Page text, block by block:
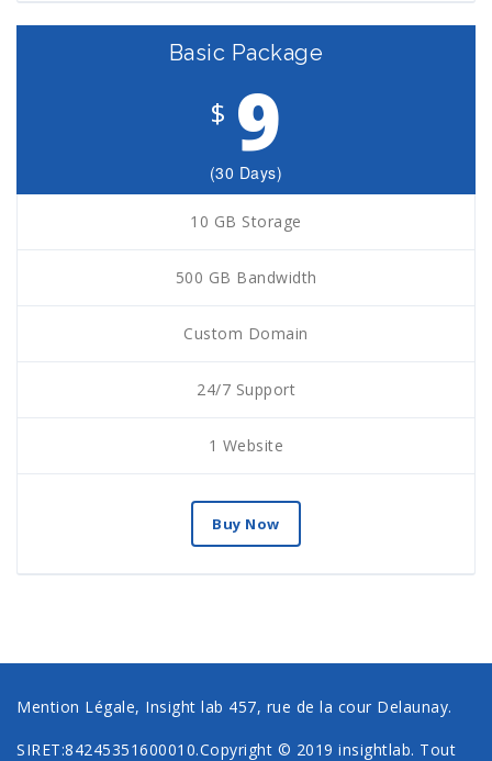
Basic Package
$ 9
(30 Days)
10 GB Storage
500 GB Bandwidth
Custom Domain
24/7 Support
1 Website
Buy Now
Mention Légale, Insight lab 457, rue de la cour Delaunay.
SIRET:84245351600010.Copyright © 2019 insightlab. Tout